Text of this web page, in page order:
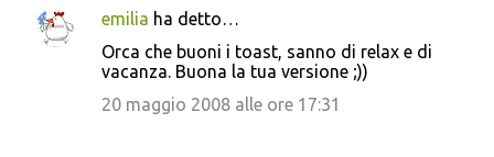
emilia ha detto…
Orca che buoni i toast, sanno di relax e di
vacanza. Buona la tua versione ;))
20 maggio 2008 alle ore 17:31